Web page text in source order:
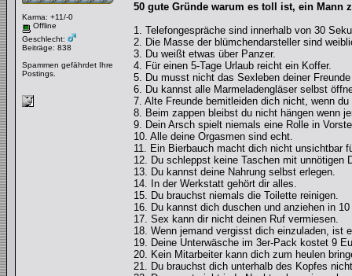
Karma: +11/-0
Offline
Geschlecht:
Beiträge: 838
Spammen gefährdet Ihre
Postings.
50 gute Gründe warum es toll ist, ein Mann
1. Telefongespräche sind innerhalb von 30
2. Die Masse der blümchendarsteller sind
3. Du weißt etwas über Panzer.
4. Für einen 5-Tage Urlaub reicht ein Koffer.
5. Du musst nicht das Sexleben deiner
6. Du kannst alle Marmeladengläser selbst
7. Alte Freunde bemitleiden dich nicht, wenn
8. Beim zappen bleibst du nicht hängen wenn
9. Dein Arsch spielt niemals eine Rolle in
10. Alle deine Orgasmen sind echt.
11. Ein Bierbauch macht dich nicht unsichtbar
12. Du schleppst keine Taschen mit unnötigen
13. Du kannst deine Nahrung selbst erlegen.
14. In der Werkstatt gehört dir alles.
15. Du brauchst niemals die Toilette reinigen.
16. Du kannst dich duschen und anziehen in
17. Sex kann dir nicht deinen Ruf vermiesen.
18. Wenn jemand vergisst dich einzuladen, ist
19. Deine Unterwäsche im 3er-Pack kostet 9
20. Kein Mitarbeiter kann dich zum heulen
21. Du brauchst dich unterhalb des Kopfes